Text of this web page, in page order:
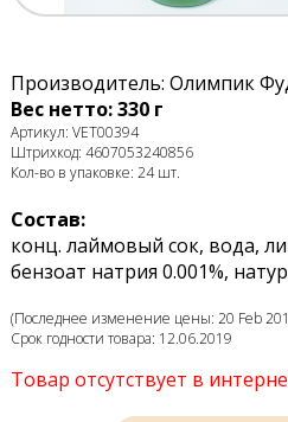
Производитель: Олимпик
Вес нетто: 330 г
Артикул: VET00394
Штрихкод: 4607053240856
Кол-во в упаковке: 24 шт.
Состав:
конц. лаймовый сок, вода,
бензоат натрия 0.001%,
(Последнее изменение цены: 20 Feb
Срок годности товара: 12.06.2019
Товар отсутствует в